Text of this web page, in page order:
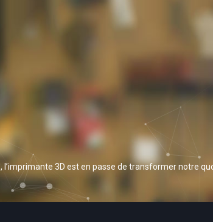
l’imprimante 3D est en passe de transformer notre